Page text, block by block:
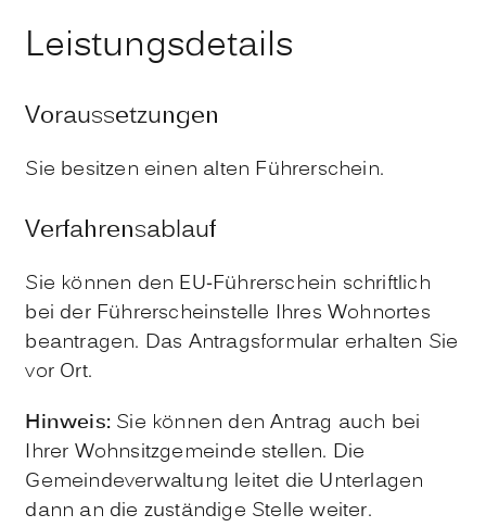
Leistungsdetails
Voraussetzungen
Sie besitzen einen alten Führerschein.
Verfahrensablauf
Sie können den EU-Führerschein schriftlich
bei der Führerscheinstelle Ihres Wohnortes
beantragen. Das Antragsformular erhalten Sie
vor Ort.
Hinweis: Sie können den Antrag auch bei
Ihrer Wohnsitzgemeinde stellen. Die
Gemeindeverwaltung leitet die Unterlagen
dann an die zuständige Stelle weiter.